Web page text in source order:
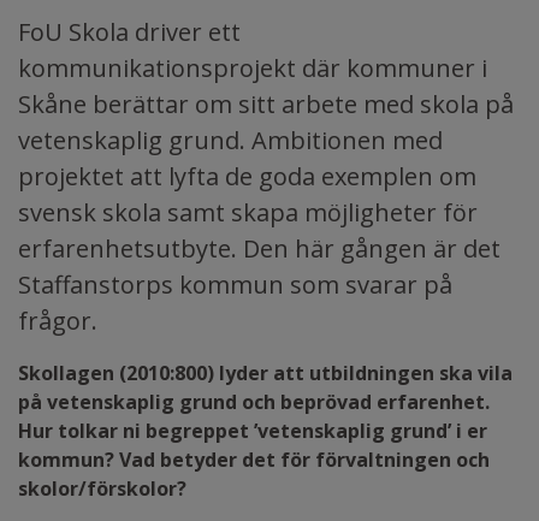
FoU Skola driver ett
kommunikationsprojekt där kommuner i
Skåne berättar om sitt arbete med skola på
vetenskaplig grund. Ambitionen med
projektet att lyfta de goda exemplen om
svensk skola samt skapa möjligheter för
erfarenhetsutbyte. Den här gången är det
Staffanstorps kommun som svarar på
frågor.
Skollagen (2010:800) lyder att utbildningen ska vila
på vetenskaplig grund och beprövad erfarenhet.
Hur tolkar ni begreppet ’vetenskaplig grund’ i er
kommun? Vad betyder det för förvaltningen och
skolor/förskolor?